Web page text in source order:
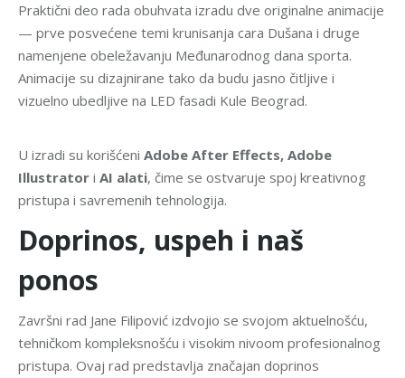
Praktični deo rada obuhvata izradu dve originalne animacije
— prve posvećene temi krunisanja cara Dušana i druge
namenjene obeležavanju Međunarodnog dana sporta.
Animacije su dizajnirane tako da budu jasno čitljive i
vizuelno ubedljive na LED fasadi Kule Beograd.
U izradi su korišćeni Adobe After Effects, Adobe
Illustrator i AI alati, čime se ostvaruje spoj kreativnog
pristupa i savremenih tehnologija.
Doprinos, uspeh i naš
ponos
Završni rad Jane Filipović izdvojio se svojom aktuelnošću,
tehničkom kompleksnošću i visokim nivoom profesionalnog
pristupa. Ovaj rad predstavlja značajan doprinos